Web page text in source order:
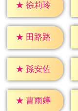
★ 徐莉玲
★ 田路路
★ 孫安佐
★ 曹雨婷